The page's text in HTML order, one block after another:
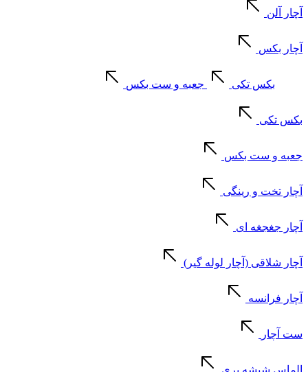
آچار آلن
آچار بکس
بکس تکی جعبه و ست بکس
بکس تکی
جعبه و ست بکس
آچار تخت و رینگی
آچار جغجغه ای
آچار شلاقی (آچار لوله گیر)
آچار فرانسه
ست آچار
الماس شیشه بری